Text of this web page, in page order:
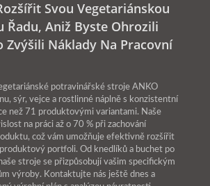
Svou Vegetariánskou
Řadu, Aniž Byste Ohrozili
Zvýšili Náklady Na Pracovní
potravinářské stroje ANKO
sýr, vejce a rostlinné náplně s konzistentní
než 71 produktovými variantami. Naše
na práci až o 70 % při zachování
což vám umožňuje efektivně rozšířit
portfoli. Od knedlíků a buchet po
stroje se přizpůsobují vašim specifickým
výroby. Kontaktujte nás ještě dnes a